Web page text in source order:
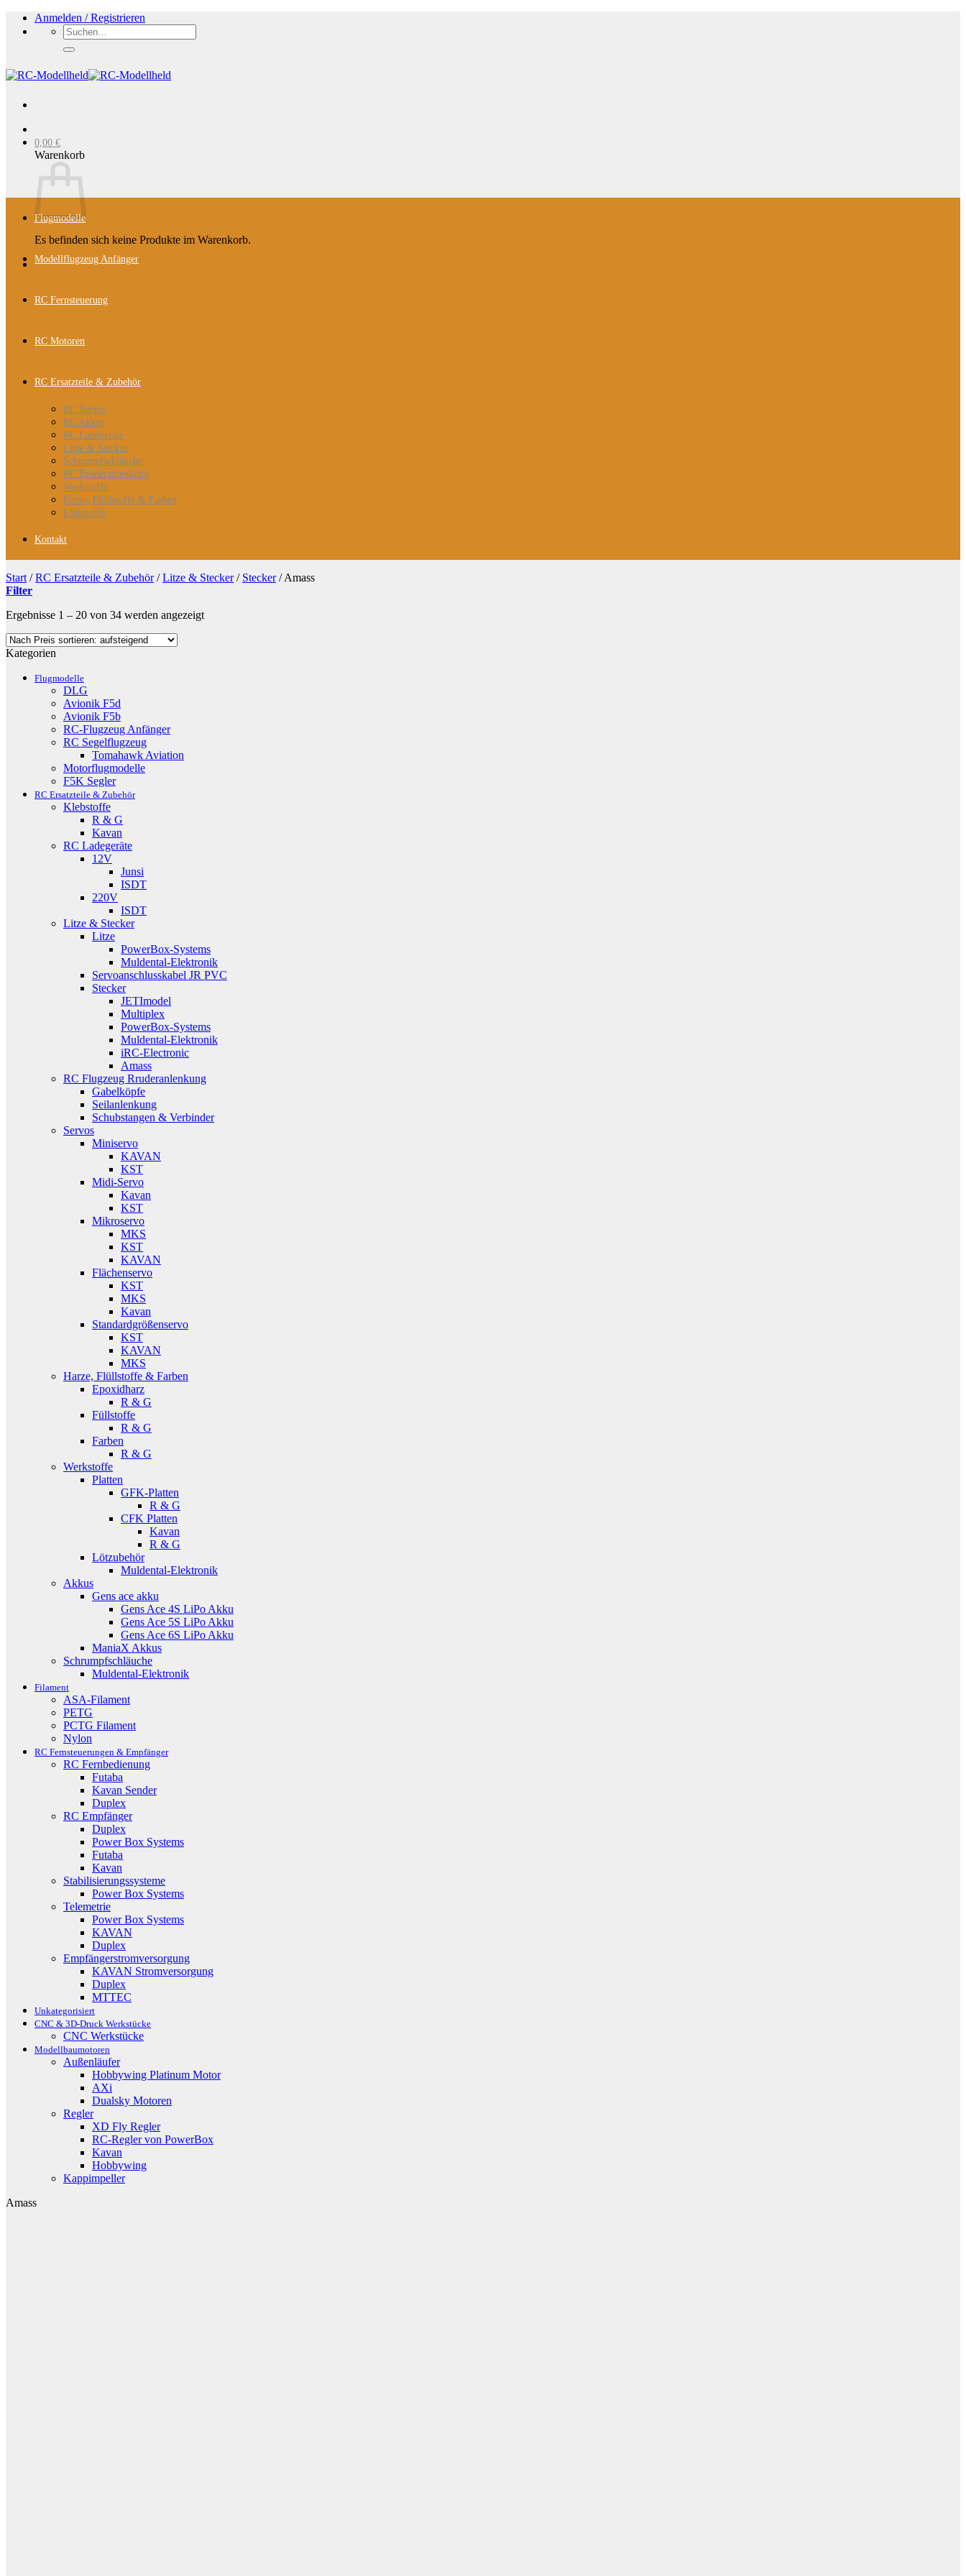
Zum
Inhalt
Anmelden / Registrieren
Suchen
nach:
0,00 €
Warenkorb
Es befinden sich keine Produkte im Warenkorb.
Flugmodelle
Modellflugzeug Anfänger
RC Fernsteuerung
RC Motoren
RC Ersatzteile & Zubehör
RC Servos
RC Akkus
RC Ladegeräte
Litze & Stecker
Schrumpfschläuche
RC Rruderanlenkung
Werkstoffe
Harze, Flüllstoffe & Farben
Klebstoffe
Kontakt
Start / RC Ersatzteile & Zubehör / Litze & Stecker / Stecker /Amass
Filter
Ergebnisse 1 – 20 von 34 werden angezeigtNach
Kategorien
Flugmodelle
DLG
Avionik F5d
Avionik F5b
RC-Flugzeug Anfänger
RC Segelflugzeug
Tomahawk Aviation
Motorflugmodelle
F5K Segler
RC Ersatzteile & Zubehör
Klebstoffe
R & G
Kavan
RC Ladegeräte
12V
Junsi
ISDT
220V
ISDT
Litze & Stecker
Litze
PowerBox-Systems
Muldental-Elektronik
Servoanschlusskabel JR PVC
Stecker
JETImodel
Multiplex
PowerBox-Systems
Muldental-Elektronik
iRC-Electronic
Amass
RC Flugzeug Rruderanlenkung
Gabelköpfe
Seilanlenkung
Schubstangen & Verbinder
Servos
Miniservo
KAVAN
KST
Midi-Servo
Kavan
KST
Mikroservo
MKS
KST
KAVAN
Flächenservo
KST
MKS
Kavan
Standardgrößenservo
KST
KAVAN
MKS
Harze, Flüllstoffe & Farben
Epoxidharz
R & G
Füllstoffe
R & G
Farben
R & G
Werkstoffe
Platten
GFK-Platten
R & G
CFK Platten
Kavan
R & G
Lötzubehör
Muldental-Elektronik
Akkus
Gens ace akku
Gens Ace 4S LiPo Akku
Gens Ace 5S LiPo Akku
Gens Ace 6S LiPo Akku
ManiaX Akkus
Schrumpfschläuche
Muldental-Elektronik
Filament
ASA-Filament
PETG
PCTG Filament
Nylon
RC Fernsteuerungen & Empfänger
RC Fernbedienung
Futaba
Kavan Sender
Duplex
RC Empfänger
Duplex
Power Box Systems
Futaba
Kavan
Stabilisierungssysteme
Power Box Systems
Telemetrie
Power Box Systems
KAVAN
Duplex
Empfängerstromversorgung
KAVAN Stromversorgung
Duplex
MTTEC
Unkategorisiert
CNC & 3D-Druck Werkstücke
CNC Werkstücke
Modellbaumotoren
Außenläufer
Hobbywing Platinum Motor
AXi
Dualsky Motoren
Regler
XD Fly Regler
RC-Regler von PowerBox
Kavan
Hobbywing
Kappimpeller
Amass